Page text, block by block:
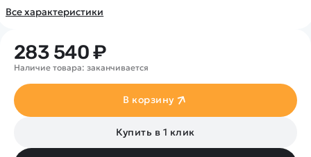
Все характеристики
283 540 ₽
Наличие товара: заканчивается
В корзину
Купить в 1 клик